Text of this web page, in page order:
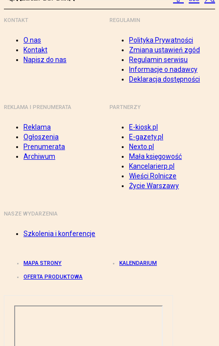
KONTAKT
O nas
Kontakt
Napisz do nas
REGULAMIN
Polityka Prywatności
Zmiana ustawień zgód
Regulamin serwisu
Informacje o nadawcy
Deklaracja dostępności
REKLAMA I PRENUMERATA
Reklama
Ogłoszenia
Prenumerata
Archiwum
PARTNERZY
E-kiosk.pl
E-gazety.pl
Nexto.pl
Mała księgowość
Kancelarierp.pl
Wieści Rolnicze
Życie Warszawy
NASZE WYDARZENIA
Szkolenia i konferencje
MAPA STRONY KALENDARIUM
OFERTA PRODUKTOWA